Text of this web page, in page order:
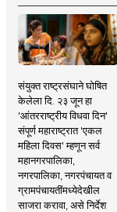
संयुक्त राष्ट्रसंघाने घोषित
केलेला दि. २३ जून हा
'आंतरराष्ट्रीय विधवा दिन'
संपूर्ण महाराष्ट्रात 'एकल
महिला दिवस' म्हणून सर्व
महानगरपालिका,
नगरपालिका, नगरपंचायत व
ग्रामपंचायतींमध्येदेखील
साजरा करावा, असे निर्देश